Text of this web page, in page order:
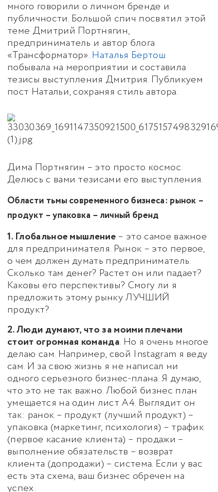
много говорили о личном бренде и
публичности. Большой спич посвятил этой
теме Дмитрий Портнягин,
предприниматель и автор блога
«Трансформатор». Наталья Бертош
побывала на мероприятии и составила
тезисы выступления Дмитрия. Публикуем
пост Натальи, сохраняя стиль автора.
Дима Портнягин – это просто космос.
Делюсь с вами тезисами его выступления.
Области тьмы современного бизнеса: рынок –
продукт – упаковка – личный бренд
1. Глобальное мышление– это самое важное
для предпринимателя. Рынок – это первое,
о чем должен думать предприниматель.
Сколько там денег? Растет он или падает?
Каковы его перспективы? Смогу ли я
предложить этому рынку ЛУЧШИЙ
продукт?
2. Люди думают, что за моими плечами
стоит огромная команда. Но я очень многое
делаю сам. Например, свой Instagram я веду
сам. И за свою жизнь я не написал ни
одного серьезного бизнес-плана. Я думаю,
что это не так важно. Любой бизнес план
умещается на один лист А4. Выглядит он
так: ранок – продукт (лучший продукт) –
упаковка (маркетинг, психология) – трафик
(первое касание клиента) – продажи –
выполнение обязательств – возврат
клиента (допродажи) – система. Если у вас
есть эта схема, ваш бизнес обречен на
успех.